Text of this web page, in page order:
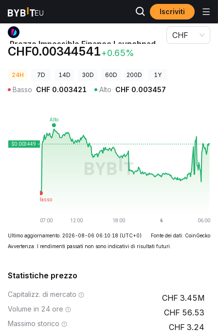
Iscriviti
Prezzi Crypto Prezzo Impossible Finance Launchpad IDIA
Prezzo Impossible Finance Launchpad
IDIA
CHF0.00344541+0.65%
CHF
24H 7D 14D 30D 60D 200D 1Y
Basso CHF 0.003421 Alto CHF 0.003457
Ultimo aggiornamento: 2026-08-06 06:10:18 (UTC+0)
Fonte dei dati: CoinGecko
Avvertenza: I rendimenti passati non sono indicativi di risultati futuri.
Statistiche prezzo
Capitalizz. di mercato 3.45M
Volume in 24 ore 56.53
Massimo storico 3.24